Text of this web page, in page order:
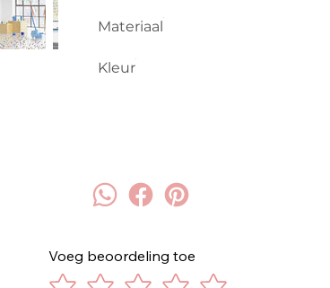
Materiaal
Kleur
Voeg beoordeling toe